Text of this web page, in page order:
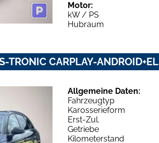
Motor:
kW / PS
Hubraum
TRONIC CARPLAY-ANDROID+EL
Allgemeine Daten:
Fahrzeugtyp
Karosserieform
Erst-Zul.
Getriebe
Kilometerstand